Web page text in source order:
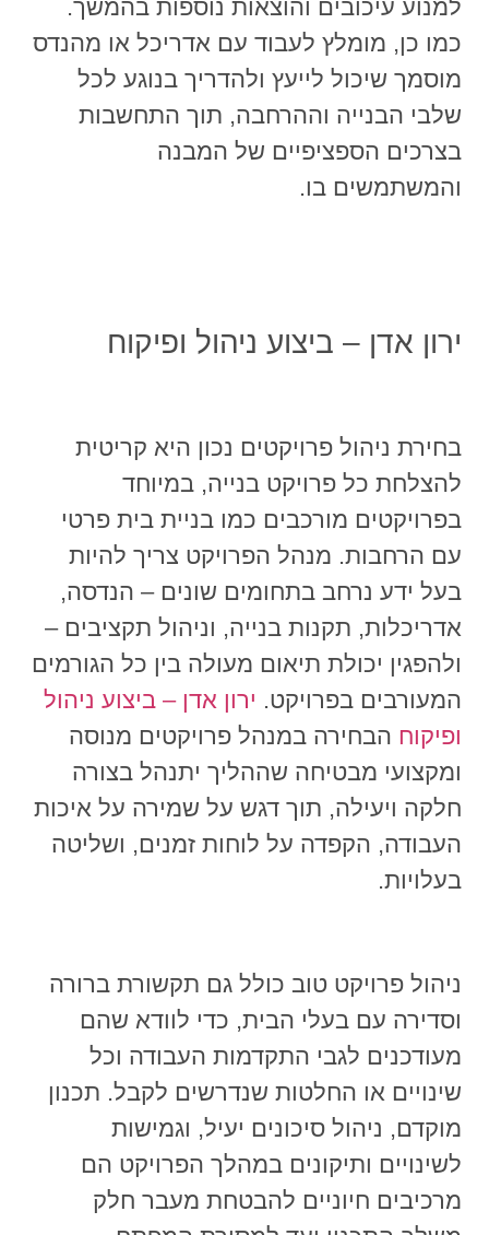
למנוע עיכובים והוצאות נוספות בהמשך.
כמו כן, מומלץ לעבוד עם אדריכל או מהנדס
מוסמך שיכול לייעץ ולהדריך בנוגע לכל
שלבי הבנייה וההרחבה, תוך התחשבות
בצרכים הספציפיים של המבנה
והמשתמשים בו.
ירון אדן – ביצוע ניהול ופיקוח
בחירת ניהול פרויקטים נכון היא קריטית
להצלחת כל פרויקט בנייה, במיוחד
בפרויקטים מורכבים כמו בניית בית פרטי
עם הרחבות. מנהל הפרויקט צריך להיות
בעל ידע נרחב בתחומים שונים – הנדסה,
אדריכלות, תקנות בנייה, וניהול תקציבים –
ולהפגין יכולת תיאום מעולה בין כל הגורמים
המעורבים בפרויקט. ירון אדן– ביצוע ניהול
ופיקוח הבחירה במנהל פרויקטים מנוסה
ומקצועי מבטיחה שההליך יתנהל בצורה
חלקה ויעילה, תוך דגש על שמירה על איכות
העבודה, הקפדה על לוחות זמנים, ושליטה
בעלויות.
ניהול פרויקט טוב כולל גם תקשורת ברורה
וסדירה עם בעלי הבית, כדי לוודא שהם
מעודכנים לגבי התקדמות העבודה וכל
שינויים או החלטות שנדרשים לקבל. תכנון
מוקדם, ניהול סיכונים יעיל, וגמישות
לשינויים ותיקונים במהלך הפרויקט הם
מרכיבים חיוניים להבטחת מעבר חלק